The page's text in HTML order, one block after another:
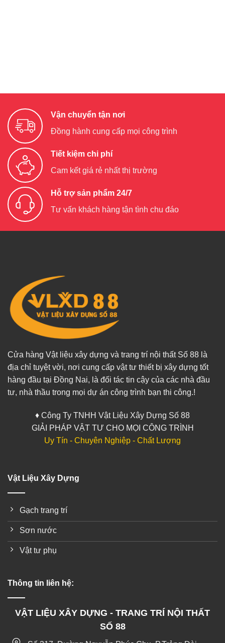
Vận chuyển tận nơi
Đồng hành cung cấp mọi công trình
Tiết kiệm chi phí
Cam kết giá rẻ nhất thị trường
Hỗ trợ sản phẩm 24/7
Tư vấn khách hàng tận tình chu đáo
Cửa hàng Vật liệu xây dựng và trang trí nội thất Số 88 là
địa chỉ tuyệt vời, nơi cung cấp vật tư thiết bị xây dựng tốt
hàng đầu tại Đồng Nai, là đối tác tin cậy của các nhà đầu
tư, nhà thầu trong mọi dự án công trình bạn thi công.!
♦ Công Ty TNHH Vật Liệu Xây Dựng Số 88
GIẢI PHÁP VẬT TƯ CHO MỌI CÔNG TRÌNH
Uy Tín - Chuyên Nghiệp - Chất Lượng
Vật Liệu Xây Dựng
Gạch trang trí
Sơn nước
Vật tư phụ
Thông tin liên hệ:
VẬT LIỆU XÂY DỰNG - TRANG TRÍ NỘI THẤT
SỐ 88